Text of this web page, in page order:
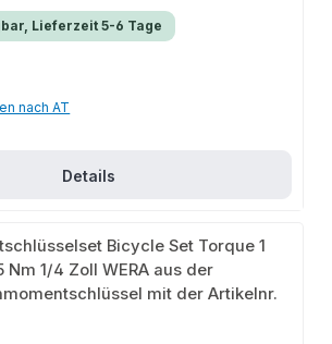
Lieferzeit 5-6 Tage
nach AT
Details